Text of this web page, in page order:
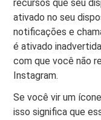
recursos que seu
ativado no seu
notificações e
é ativado
com que você não
Instagram.
Se você vir um
isso significa que